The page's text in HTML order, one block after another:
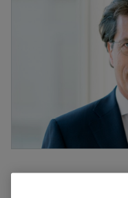
Digitale Lösungen
Events & Formula
Termine &
Leiter
+49 9132 82